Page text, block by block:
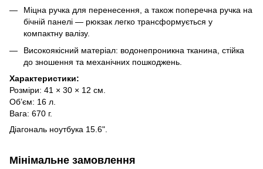
Міцна ручка для перенесення, а також поперечна ручка на
бічній панелі — рюкзак легко трансформується у
компактну валізу.
Високоякісний матеріал: водонепроникна тканина, стійка
до зношення та механічних пошкоджень.
Характеристики:
Розміри: 41 × 30 × 12 см.
Об’єм: 16 л.
Вага: 670 г.
Діагональ ноутбука 15.6".
Мінімальне замовлення